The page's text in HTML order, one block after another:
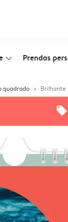
slim_arrow_down Prendas
quadrado Brilhante
offers